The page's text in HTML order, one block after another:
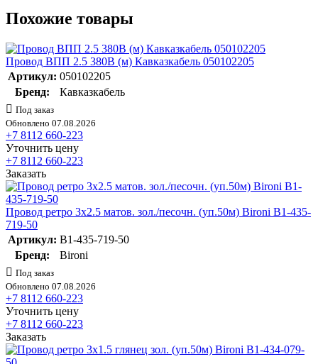
Похожие товары
Провод ВПП 2.5 380В (м) Кавказкабель 050102205
Артикул: 050102205
Бренд:
Кавказкабель
Под заказ
Обновлено 07.08.2026
+7 8112 660-223
Уточнить цену
+7 8112 660-223
Заказать
Провод ретро 3х2.5 матов. зол./песочн. (уп.50м) Bironi B1-435-
719-50
Артикул: B1-435-719-50
Бренд:
Bironi
Под заказ
Обновлено 07.08.2026
+7 8112 660-223
Уточнить цену
+7 8112 660-223
Заказать